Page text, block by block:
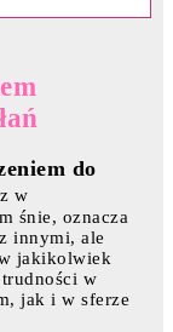
do
w
śnie, oznacza
innymi, ale
jakikolwiek
trudności w
jak i w sferze